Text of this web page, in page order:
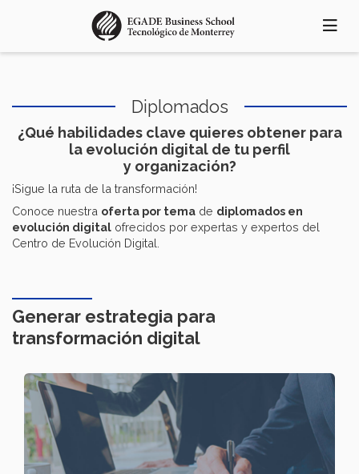
principal
Diplomados
¿Qué habilidades clave quieres obtener para
la evolución digital de tu perfil
y organización?
¡Sigue la ruta de la transformación!
Conoce nuestra oferta por tema de diplomados en
evolución digital ofrecidos por expertas y expertos del
Centro de Evolución Digital.
Generar estrategia para
transformación digital